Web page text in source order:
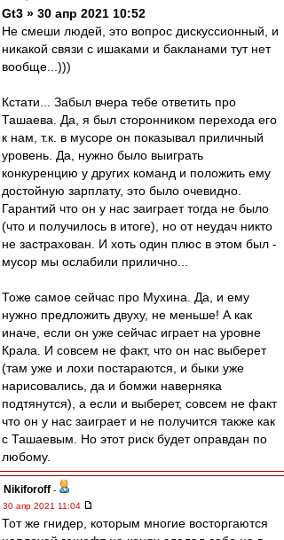
Gt3 » 30 апр 2021 10:52
Не смеши людей, это вопрос дискуссионный, и
никакой связи с ишаками и бакланами тут нет
вообще...)))
Кстати... Забыл вчера тебе ответить про
Ташаева. Да, я был сторонником перехода его
к нам, т.к. в мусоре он показывал приличный
уровень. Да, нужно было выиграть
конкуренцию у других команд и положить ему
достойную зарплату, это было очевидно.
Гарантий что он у нас заиграет тогда не было
(что и получилось в итоге), но от неудач никто
не застрахован. И хоть один плюс в этом был -
мусор мы ослабили прилично...
Тоже самое сейчас про Мухина. Да, и ему
нужно предложить двуху, не меньше! А как
иначе, если он уже сейчас играет на уровне
Крала. И совсем не факт, что он нас выберет
(там уже и лохи постараются, и быки уже
нарисовались, да и бомжи наверняка
подтянутся), а если и выберет, совсем не факт
что он у нас заиграет и не получится также как
с Ташаевым. Но этот риск будет оправдан по
любому.
Nikiforoff -
30 апр 2021 11:04
Тот же гнидер, которым многие восторгаются